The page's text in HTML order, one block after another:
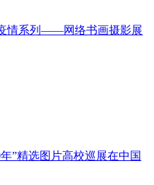
情系列——网络书画摄影展
”精选图片高校巡展在中国